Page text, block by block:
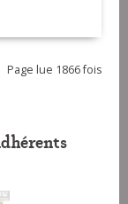
Page lue 1866 fois